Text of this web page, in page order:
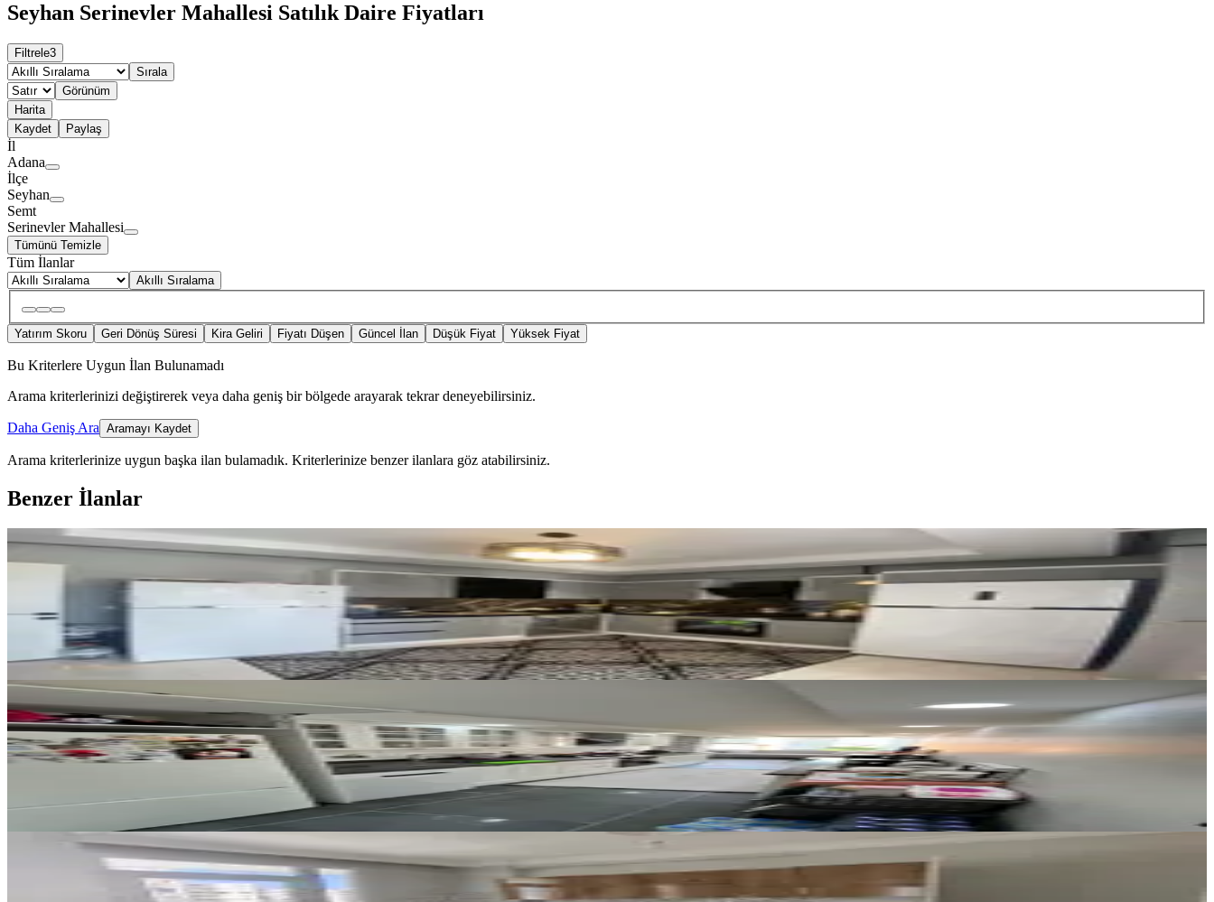
Seyhan Serinevler Mahallesi Satılık Daire Fiyatları
Filtrele3
Sırala
Görünüm
Harita
Kaydet
Paylaş
İl
Adana
İlçe
Seyhan
Semt
Serinevler Mahallesi
Tümünü Temizle
Tüm İlanlar
Akıllı Sıralama
Yatırım Skoru Geri Dönüş Süresi Kira Geliri Fiyatı Düşen Güncel İlan Düşük Fiyat Yüksek Fiyat
Bu Kriterlere Uygun İlan Bulunamadı
Arama kriterlerinizi değiştirerek veya daha geniş bir bölgede arayarak tekrar deneyebilirsiniz.
Daha Geniş Ara Aramayı Kaydet
Arama kriterlerinize uygun başka ilan bulamadık. Kriterlerinize benzer ilanlara göz atabilirsiniz.
Benzer İlanlar
Emr'den Aydınlar'da 4+1 Lüks Havuzlu Güvenlikli Site Satılık
Seyhan, Aydınlar Mahallesi
06.08.2026
8.390.000 ₺
EMR EMLAK GAYRİMENKULEMİRHAN GÖÇER
YENİ
Mavi Bulvar Groseri Market Civarı Lüx Krediye Uygun Daire
Seyhan, Yeşilyurt Mahallesi
·06.08.2026
FİNAL GAYRİMENKULHULUSİ BAŞDAN
Ara
Esse My Home Dan Kıyıboyu Fevzipaşa Da 2+1 Geniş Kapalı Mutfak
Seyhan, Barış Mahallesi ESSE MY HOME GAYRİMENKUL